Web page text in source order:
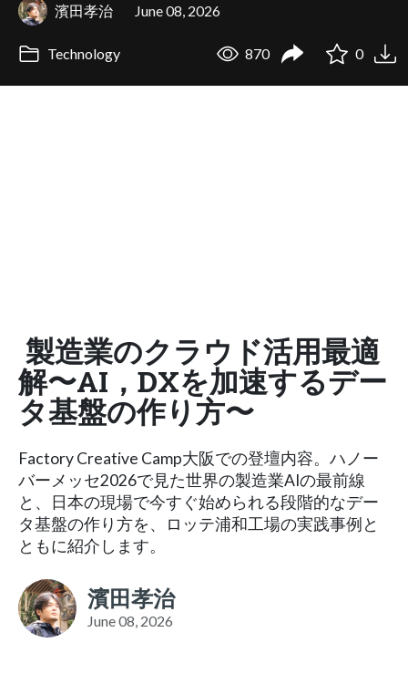
濱田孝治 June 08, 2026
Technology 870 0
製造業のクラウド活用最適
解〜AI，DXを加速するデー
タ基盤の作り方〜
Factory Creative Camp大阪での登壇内容。ハノー
バーメッセ2026で見た世界の製造業AIの最前線
と、日本の現場で今すぐ始められる段階的なデー
タ基盤の作り方を、ロッテ浦和工場の実践事例と
ともに紹介します。
濱田孝治
June 08, 2026